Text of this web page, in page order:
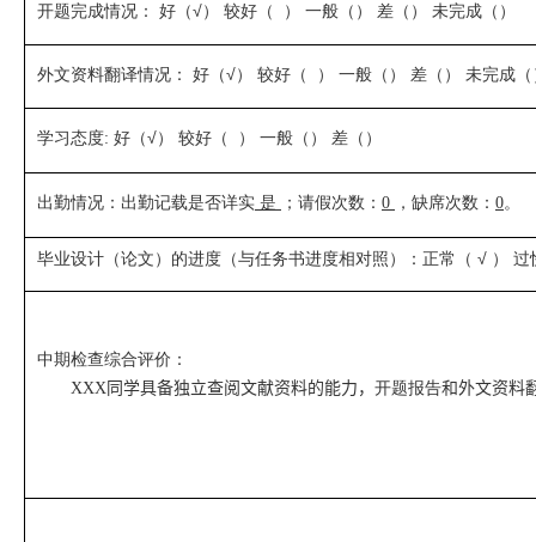
开题完成情况： 好（√） 较好（ ） 一般（） 差（） 未完成（）
外文资料翻译情况： 好（√） 较好（ ） 一般（） 差（） 未完成（
学习态度: 好（√） 较好（ ） 一般（） 差（）
出勤情况：出勤记载是否详实 是 ；请假次数： 0 ，缺席次数： 0。
毕业设计（论文）的进度（与任务书进度相对照）：正常（ √ ） 过
中期检查综合评价：
XXX同学具备独立查阅文献资料的能力， 开题报告和外文资料